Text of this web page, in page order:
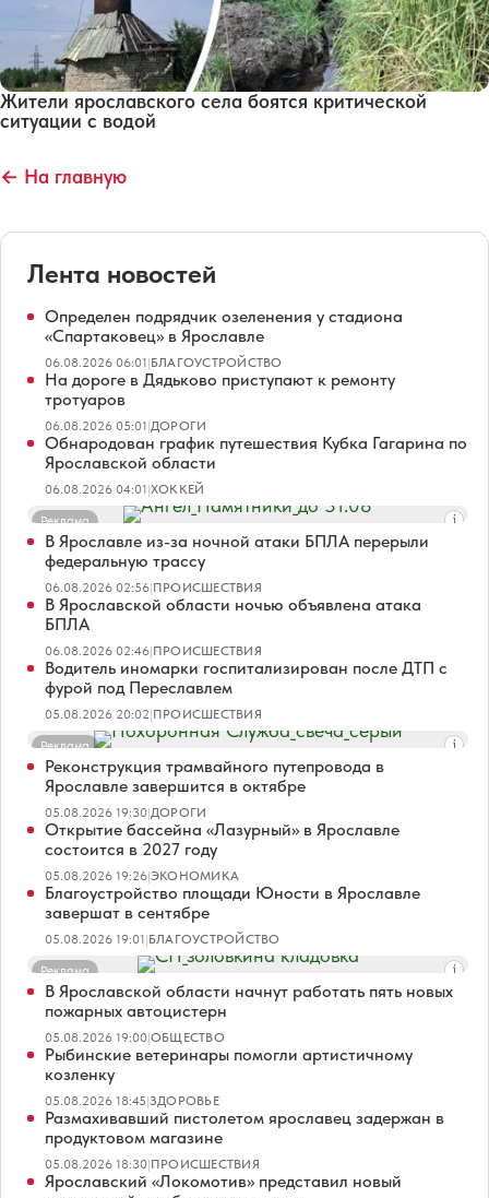
Жители ярославского села боятся критической
ситуации с водой
← На главную
Лента новостей
Определен подрядчик озеленения у стадиона
«Спартаковец» в Ярославле
06.08.2026 06:01|БЛАГОУСТРОЙСТВО
На дороге в Дядьково приступают к ремонту
тротуаров
06.08.2026 05:01|ДОРОГИ
Обнародован график путешествия Кубка Гагарина по
Ярославской области
06.08.2026 04:01|ХОККЕЙ
Реклама
В Ярославле из-за ночной атаки БПЛА перерыли
федеральную трассу
06.08.2026 02:56|ПРОИСШЕСТВИЯ
В Ярославской области ночью объявлена атака
БПЛА
06.08.2026 02:46|ПРОИСШЕСТВИЯ
Водитель иномарки госпитализирован после ДТП с
фурой под Переславлем
05.08.2026 20:02|ПРОИСШЕСТВИЯ
Реклама
Реконструкция трамвайного путепровода в
Ярославле завершится в октябре
05.08.2026 19:30|ДОРОГИ
Открытие бассейна «Лазурный» в Ярославле
состоится в 2027 году
05.08.2026 19:26|ЭКОНОМИКА
Благоустройство площади Юности в Ярославле
завершат в сентябре
05.08.2026 19:01|БЛАГОУСТРОЙСТВО
Реклама
В Ярославской области начнут работать пять новых
пожарных автоцистерн
05.08.2026 19:00|ОБЩЕСТВО
Рыбинские ветеринары помогли артистичному
козленку
05.08.2026 18:45|ЗДОРОВЬЕ
Размахивавший пистолетом ярославец задержан в
продуктовом магазине
05.08.2026 18:30|ПРОИСШЕСТВИЯ
Ярославский «Локомотив» представил новый